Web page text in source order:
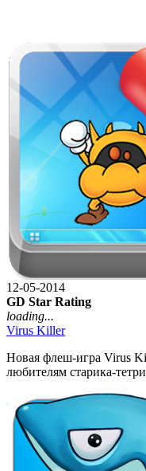
12-05-2014
GD Star Rating
loading...
Virus Killer
Новая флеш-игра Virus
любителям старика-